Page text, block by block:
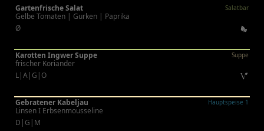
Gartenfrische Salat Salatbar
Gelbe Tomaten | Gurken | Paprika
Ø
Karotten Ingwer Suppe Suppe
frischer Koriander
L|A|G|O
Gebratener Kabeljau Hauptspeise 1
Linsen I Erbsenmousseline
D|G|M